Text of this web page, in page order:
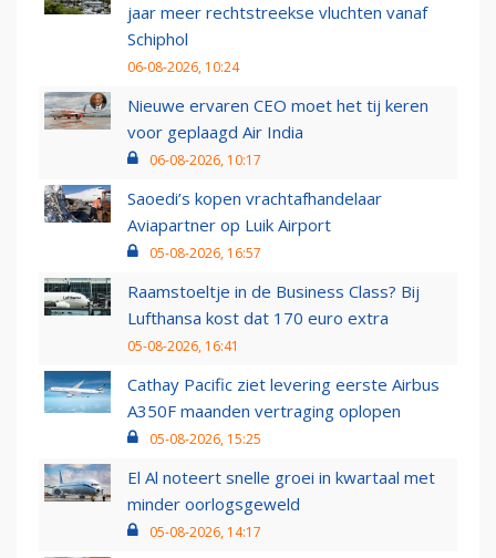
jaar meer rechtstreekse vluchten vanaf
Schiphol
06-08-2026, 10:24
Nieuwe ervaren CEO moet het tij keren
voor geplaagd Air India
06-08-2026, 10:17
Saoedi’s kopen vrachtafhandelaar
Aviapartner op Luik Airport
05-08-2026, 16:57
Raamstoeltje in de Business Class? Bij
Lufthansa kost dat 170 euro extra
05-08-2026, 16:41
Cathay Pacific ziet levering eerste Airbus
A350F maanden vertraging oplopen
05-08-2026, 15:25
El Al noteert snelle groei in kwartaal met
minder oorlogsgeweld
05-08-2026, 14:17